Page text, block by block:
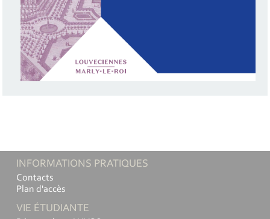
INFORMATIONS PRATIQUES
Contacts
Plan d'accès
VIE ÉTUDIANTE